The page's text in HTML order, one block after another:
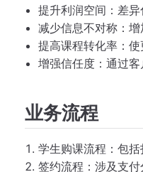
提升利润空间：差异
减少信息不对称：增
提高课程转化率：使
增强信任度：通过客
业务流程
学生购课流程：包
签约流程：涉及支付